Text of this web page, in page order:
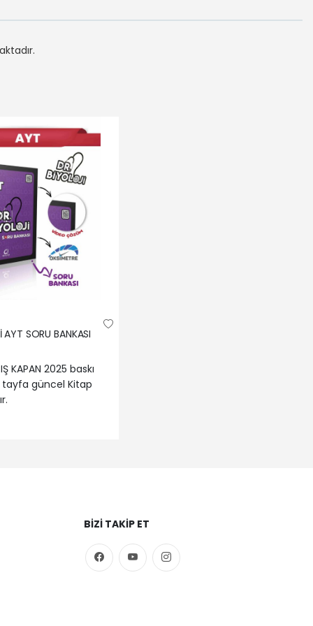
AYT SORU BANKASI
KAPAN 2025 baskı
güncel Kitap
BIZI TAKIP ET